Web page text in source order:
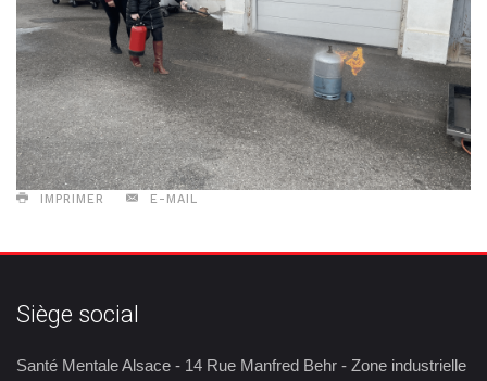
IMPRIMER E-MAIL
Siège social
Santé Mentale Alsace - 14 Rue Manfred Behr - Zone industrielle